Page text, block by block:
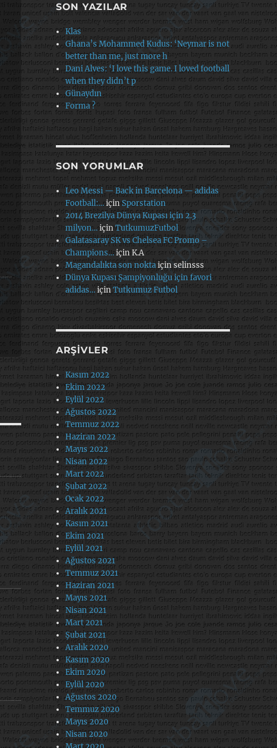
SON YAZILAR
Klas
Ghana’s Mohammed Kudus: ‘Neymar is not
better than me, just more h
Dani Alves: ‘I love this game. I loved football
when they didn’t p
Günaydın
Forma ?
SON YORUMLAR
Leo Messi — Back in Barcelona — adidas
Football:…içinSporstation
2014 Brezilya Dünya Kupası için 2.3
milyon…içinTutkumuzFutbol
Galatasaray SK vs Chelsea FC Promo –
Champions…içinK.A
Magandalıkta son noktaiçinselinsss
Dünya Kupası Şampiyonluğu için favori
adidas…içinTutkumuz Futbol
ARŞIVLER
Kasım 2022
Ekim 2022
Eylül 2022
Ağustos 2022
Temmuz 2022
Haziran 2022
Mayıs 2022
Nisan 2022
Mart 2022
Şubat 2022
Ocak 2022
Aralık 2021
Kasım 2021
Ekim 2021
Eylül 2021
Ağustos 2021
Temmuz 2021
Haziran 2021
Mayıs 2021
Nisan 2021
Mart 2021
Şubat 2021
Aralık 2020
Kasım 2020
Ekim 2020
Eylül 2020
Ağustos 2020
Temmuz 2020
Mayıs 2020
Nisan 2020